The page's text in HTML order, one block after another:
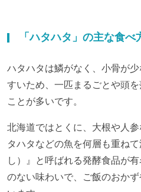
「ハタハタ」の主な食べ
ハタハタは鱗がなく、小骨が
すいため、一匹まるごとや頭
ことが多いです。
北海道ではとくに、大根や人
タハタなどの魚を何層も重ね
し）』と呼ばれる発酵食品が
のない味わいで、ご飯のおか